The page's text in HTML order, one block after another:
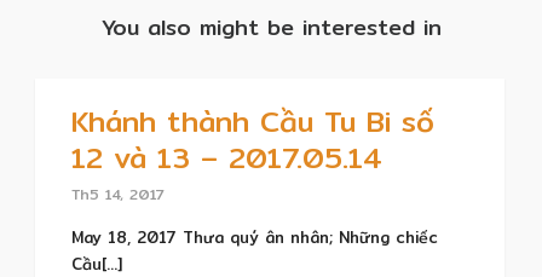
You also might be interested in
Khánh thành Cầu Tu Bi số
12 và 13 – 2017.05.14
Th5 14, 2017
May 18, 2017 Thưa quý ân nhân; Những chiếc
Cầu[...]